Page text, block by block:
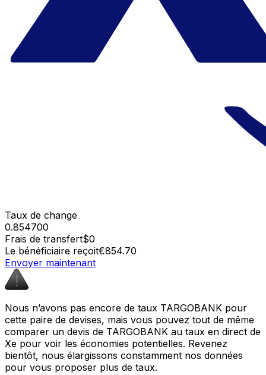
Taux de change
0.854700
Frais de transfert$0
Le bénéficiaire reçoit€854.70
Envoyer maintenant
Nous n’avons pas encore de taux TARGOBANK pour
cette paire de devises, mais vous pouvez tout de même
comparer un devis de TARGOBANK au taux en direct de
Xe pour voir les économies potentielles. Revenez
bientôt, nous élargissons constamment nos données
pour vous proposer plus de taux.